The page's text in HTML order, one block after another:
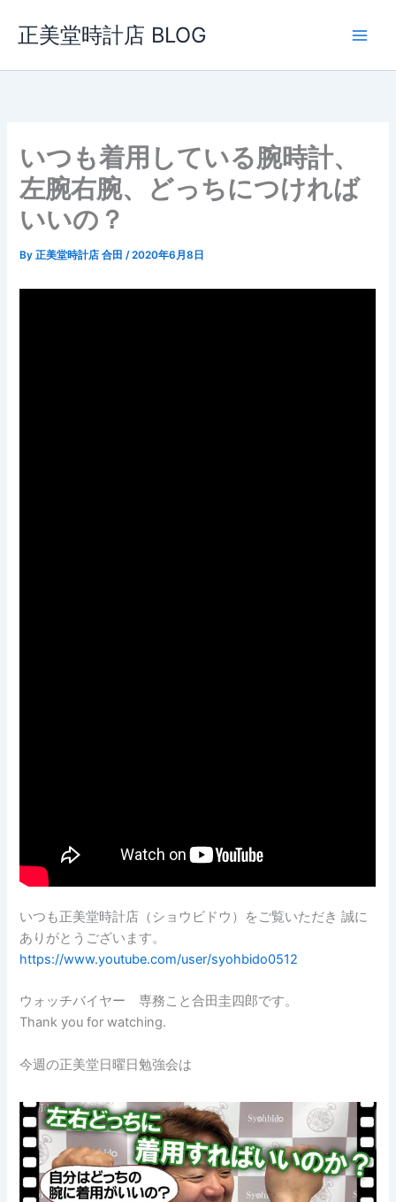
ス
正美堂時計店 BLOG
いつも着用している腕時計、
左腕右腕、どっちにつければ
いいの？
By正美堂時計店 合田/2020年6月8日
いつも正美堂時計店（ショウビドウ）をご覧いただき 誠に
ありがとうございます。
https://www.youtube.com/user/syohbido0512
ウォッチバイヤー 専務こと合田圭四郎です。
Thank you for watching.
今週の正美堂日曜日勉強会は